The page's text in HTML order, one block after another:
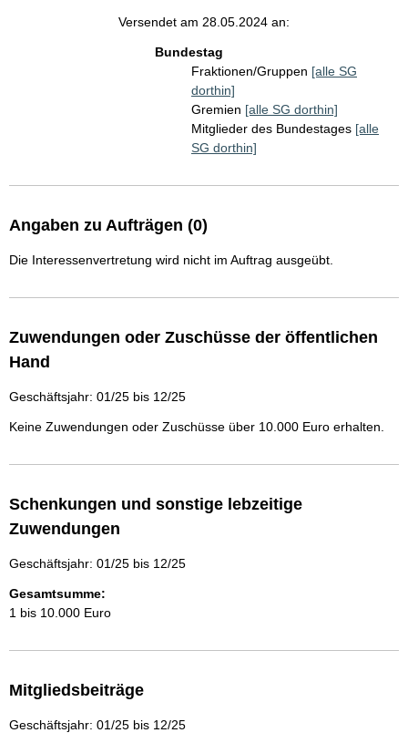
Versendet am 28.05.2024 an:
Bundestag
Fraktionen/Gruppen [alle SG
dorthin]
Gremien [alle SG dorthin]
Mitglieder des Bundestages [alle
SG dorthin]
Angaben zu Aufträgen (0)
Die Interessenvertretung wird nicht im Auftrag ausgeübt.
Zuwendungen oder Zuschüsse der öffentlichen
Hand
Geschäftsjahr: 01/25 bis 12/25
Keine Zuwendungen oder Zuschüsse über 10.000 Euro erhalten.
Schenkungen und sonstige lebzeitige
Zuwendungen
Geschäftsjahr: 01/25 bis 12/25
Gesamtsumme:
1 bis 10.000 Euro
Mitgliedsbeiträge
Geschäftsjahr: 01/25 bis 12/25